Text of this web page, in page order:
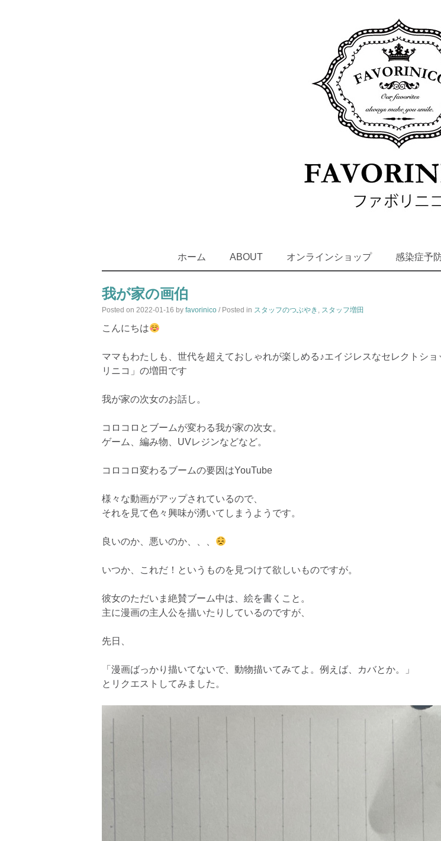
SKIP
TO
ホーム ABOUT オンラインショップ 感染症予
我が家の画伯
Posted on 2022-01-16 by favorinico / Posted in スタッフのつぶやき , スタッフ増田
こんにちは
ママもわたしも、世代を超えておしゃれが楽しめる♪エイジレスなセレクトシ
リニコ」の増田です
我が家の次女のお話し。
コロコロとブームが変わる我が家の次女。
ゲーム、編み物、UVレジンなどなど。
コロコロ変わるブームの要因はYouTube
様々な動画がアップされているので、
それを見て色々興味が湧いてしまうようです。
良いのか、悪いのか、、、
いつか、これだ！というものを見つけて欲しいものですが。
彼女のただいま絶賛ブーム中は、絵を書くこと。
主に漫画の主人公を描いたりしているのですが、
先日、
「漫画ばっかり描いてないで、動物描いてみてよ。例えば、カバとか。」
とリクエストしてみました。